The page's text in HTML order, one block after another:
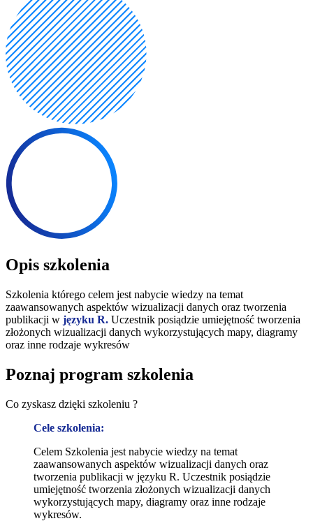
Opis szkolenia
Szkolenia którego celem jest nabycie wiedzy na temat
zaawansowanych aspektów wizualizacji danych oraz tworzenia
publikacji w języku R. Uczestnik posiądzie umiejętność tworzenia
złożonych wizualizacji danych wykorzystujących mapy, diagramy
oraz inne rodzaje wykresów
Poznaj program szkolenia
Co zyskasz dzięki szkoleniu ?
Cele szkolenia:
Celem Szkolenia jest nabycie wiedzy na temat
zaawansowanych aspektów wizualizacji danych oraz
tworzenia publikacji w języku R. Uczestnik posiądzie
umiejętność tworzenia złożonych wizualizacji danych
wykorzystujących mapy, diagramy oraz inne rodzaje
wykresów.